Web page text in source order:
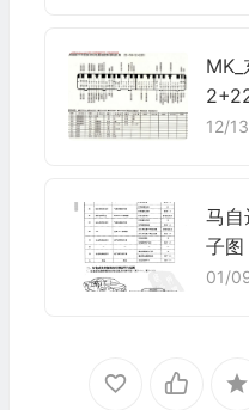
12/13
马自
子图
01/